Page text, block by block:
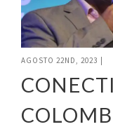
AGOSTO 22ND, 2023